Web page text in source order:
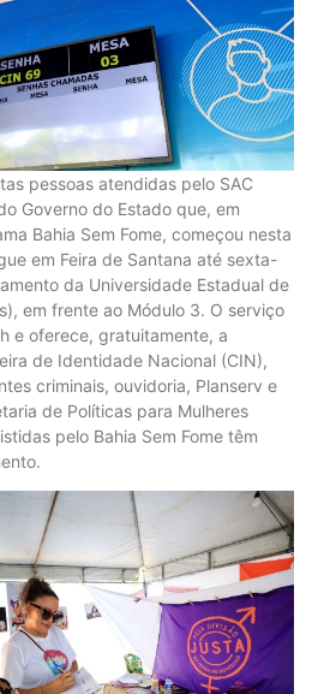
pessoas atendidas pelo SAC
Governo do Estado que, em
Bahia Sem Fome, começou nesta
em Feira de Santana até sexta-
da Universidade Estadual de
em frente ao Módulo 3. O serviço
e oferece, gratuitamente, a
de Identidade Nacional (CIN),
criminais, ouvidoria, Planserv e
de Políticas para Mulheres
pelo Bahia Sem Fome têm